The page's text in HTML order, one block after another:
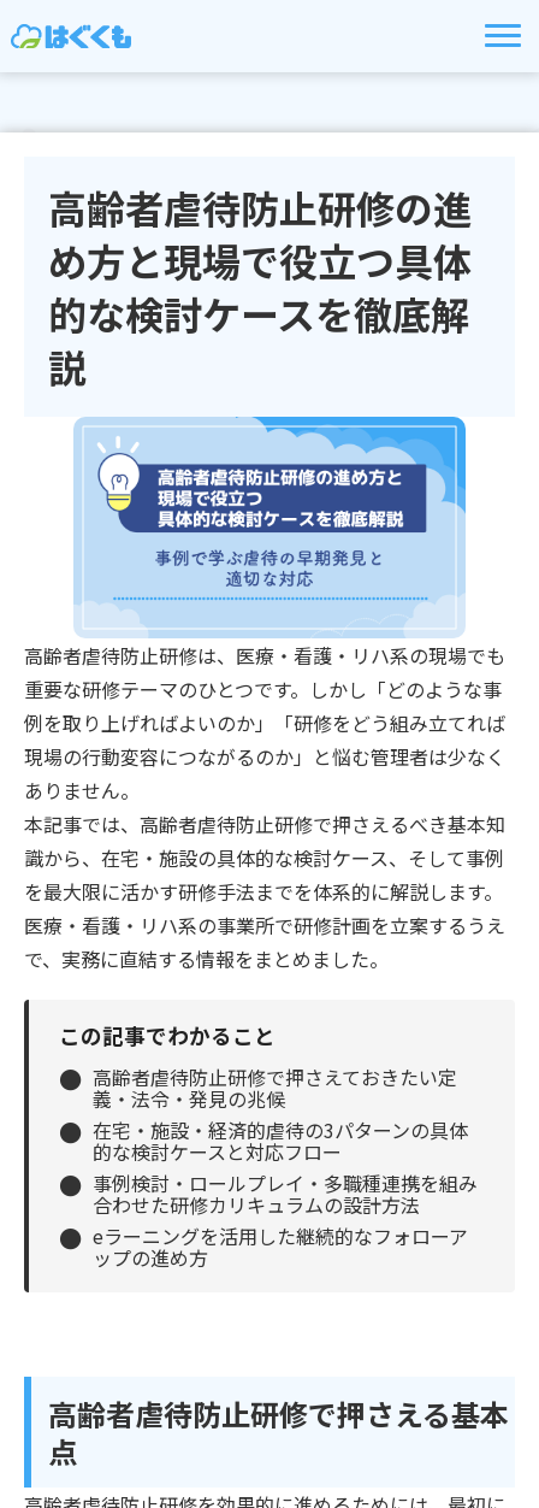
高齢者虐待防止研修の進
め方と現場で役立つ具体
的な検討ケースを徹底解
説
高齢者虐待防止研修は、医療・看護・リハ系の現場でも
重要な研修テーマのひとつです。しかし「どのような事
例を取り上げればよいのか」「研修をどう組み立てれば
現場の行動変容につながるのか」と悩む管理者は少なく
ありません。
本記事では、高齢者虐待防止研修で押さえるべき基本知
識から、在宅・施設の具体的な検討ケース、そして事例
を最大限に活かす研修手法までを体系的に解説します。
医療・看護・リハ系の事業所で研修計画を立案するうえ
で、実務に直結する情報をまとめました。
この記事でわかること
● 高齢者虐待防止研修で押さえておきたい定
義・法令・発見の兆候
● 在宅・施設・経済的虐待の3パターンの具体
的な検討ケースと対応フロー
● 事例検討・ロールプレイ・多職種連携を組み
合わせた研修カリキュラムの設計方法
● eラーニングを活用した継続的なフォローア
ップの進め方
高齢者虐待防止研修で押さえる基本
点